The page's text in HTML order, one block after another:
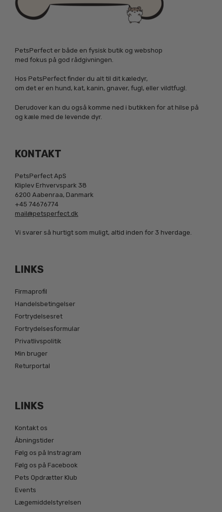
PetsPerfect er både en fysisk butik og webshop
med fokus på god rådgivningen.
Hos PetsPerfect finder du alt til dit kæledyr,
om det er en hund, kat, kanin, gnaver, fugl, eller vildtfugl.
Derudover kan du også komme ned i butikken for at hilse på
og kæle med de levende dyr.
KONTAKT
PetsPerfect ApS
Kliplev Erhvervspark 38
6200 Aabenraa, Danmark
+45 74676774
mail@petsperfect.dk
Vi svarer så hurtigt som muligt, altid inden for 3 hverdage.
LINKS
Firmaprofil
Handelsbetingelser
Fortrydelsesret
Fortrydelsesformular
Privatlivspolitik
Min bruger
Returportal
LINKS
Kontakt os
Åbningstider
Følg os på Instragram
Følg os på Facebook
Pets Opdrætter Klub
Events
Lægemiddelstyrelsen